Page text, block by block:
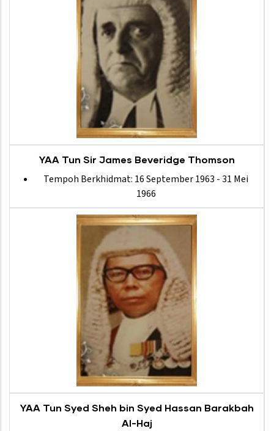
YAA Tun Sir James Beveridge Thomson
Tempoh Berkhidmat: 16 September 1963 - 31 Mei
1966
YAA Tun Syed Sheh bin Syed Hassan Barakbah
Al-Haj